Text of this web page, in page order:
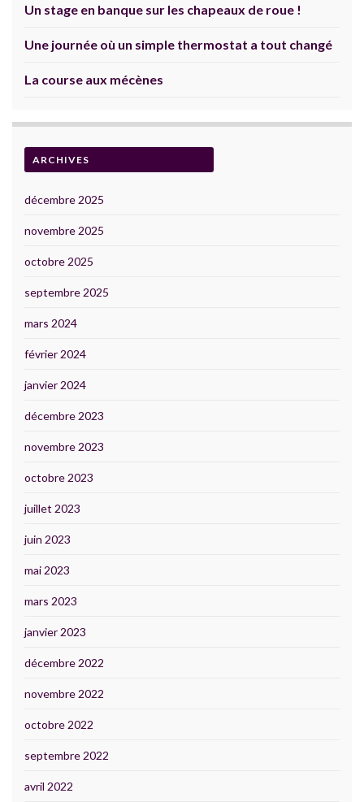
Un stage en banque sur les chapeaux de roue !
Une journée où un simple thermostat a tout changé
La course aux mécènes
ARCHIVES
décembre 2025
novembre 2025
octobre 2025
septembre 2025
mars 2024
février 2024
janvier 2024
décembre 2023
novembre 2023
octobre 2023
juillet 2023
juin 2023
mai 2023
mars 2023
janvier 2023
décembre 2022
novembre 2022
octobre 2022
septembre 2022
avril 2022